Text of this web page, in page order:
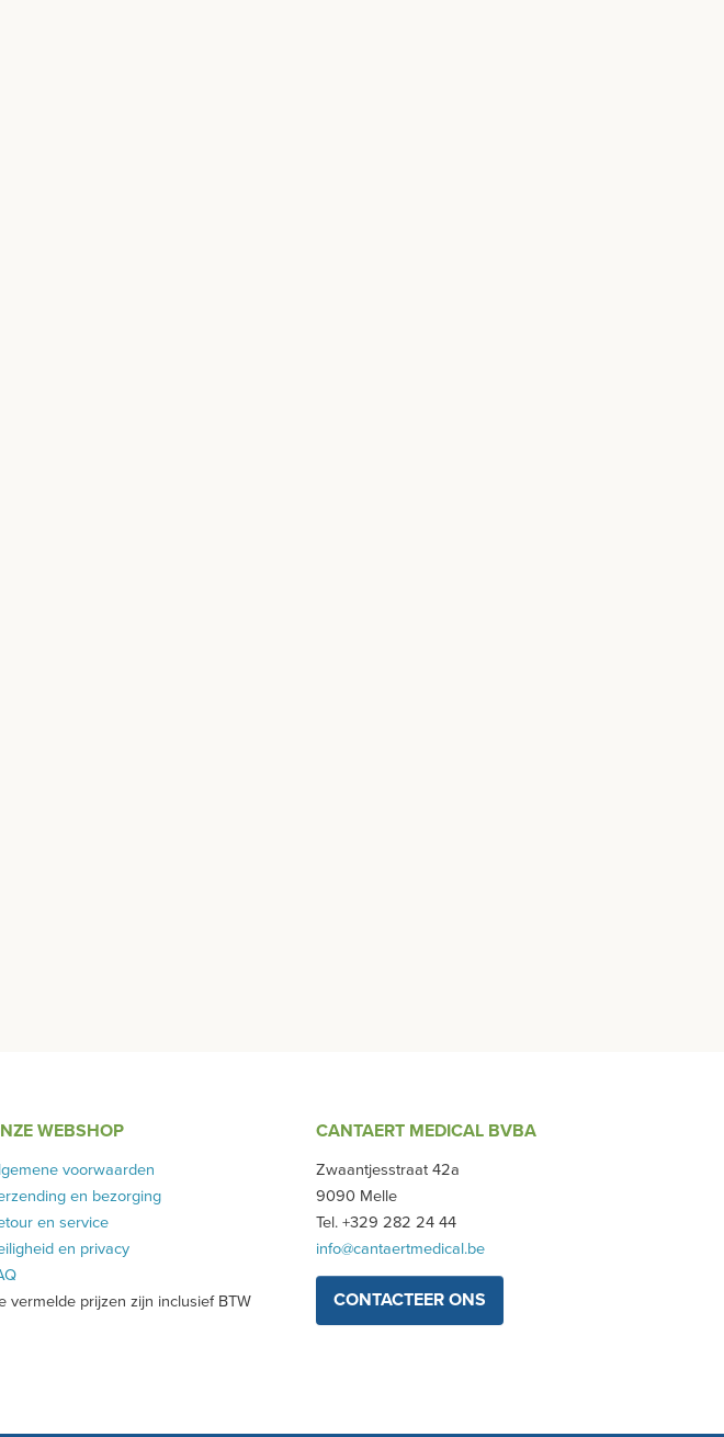
WEBSHOP
voorwaarden
en bezorging
en service
en privacy
vermelde prijzen zijn inclusief BTW
CANTAERT MEDICAL BVBA
Zwaantjesstraat 42a
9090 Melle
Tel. +329 282 24 44
info@cantaertmedical.be
CONTACTEER ONS